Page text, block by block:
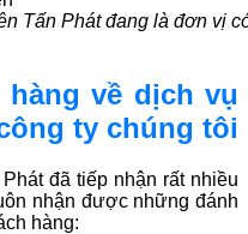
Tấn Phát đang là đơn vị
về dịch vụ
ty chúng tôi
đã tiếp nhận rất nhiều
nhận được những đánh
hàng: